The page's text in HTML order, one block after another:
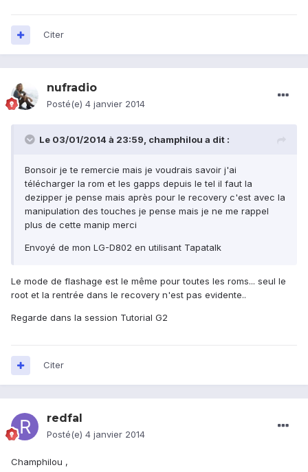
Citer
nufradio
Posté(e) 4 janvier 2014
Le 03/01/2014 à 23:59, champhilou a dit :
Bonsoir je te remercie mais je voudrais savoir j'ai
télécharger la rom et les gapps depuis le tel il faut la
dezipper je pense mais après pour le recovery c'est avec la
manipulation des touches je pense mais je ne me rappel
plus de cette manip merci
Envoyé de mon LG-D802 en utilisant Tapatalk
Le mode de flashage est le même pour toutes les roms... seul le
root et la rentrée dans le recovery n'est pas evidente..
Regarde dans la session Tutorial G2
Citer
redfal
Posté(e) 4 janvier 2014
Champhilou ,